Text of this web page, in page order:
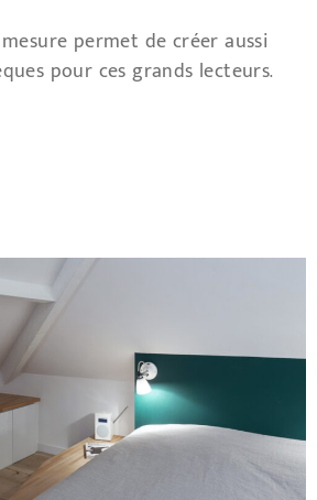
permet de créer aussi
pour ces grands lecteurs.